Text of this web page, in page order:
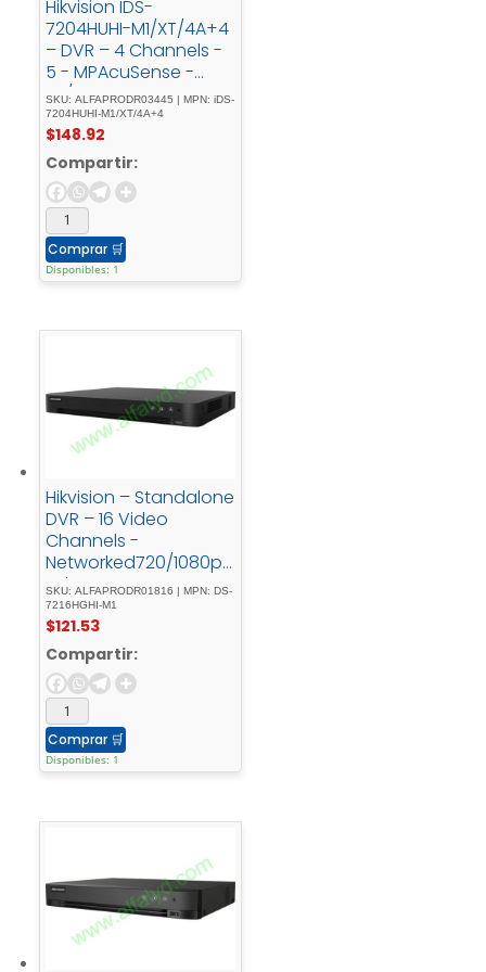
Hikvision IDS-
7204HUHI-M1/XT/4A+4
– DVR – 4 Channels -
5 - MPAcuSense -
4E/4S - Alarma
SKU: ALFAPRODR03445 | MPN: iDS-
7204HUHI-M1/XT/4A+4
$148.92
Compartir:
Comprar 🛒
Disponibles: 1
Hikvision – Standalone
DVR – 16 Video
Channels -
Networked720/1080p
- Lite
SKU: ALFAPRODR01816 | MPN: DS-
7216HGHI-M1
$121.53
Compartir:
Comprar 🛒
Disponibles: 1